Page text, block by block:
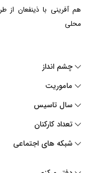
هم آفرینی با ذینفعان
محلی
چشم انداز
ماموریت
سال تاسیس
تعداد کارکنان
شبکه های اجتماعی